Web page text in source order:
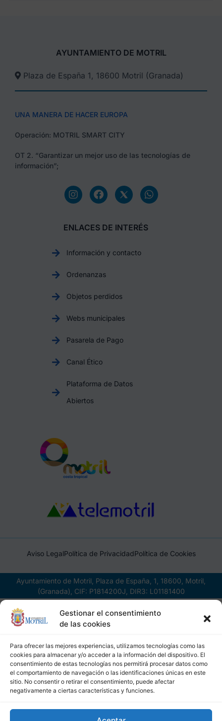
Gestionar el consentimiento
de las cookies
Para ofrecer las mejores experiencias, utilizamos tecnologías como las
cookies para almacenar y/o acceder a la información del dispositivo. El
consentimiento de estas tecnologías nos permitirá procesar datos como
el comportamiento de navegación o las identificaciones únicas en este
sitio. No consentir o retirar el consentimiento, puede afectar
negativamente a ciertas características y funciones.
AYUNTAMIENTO DE MOTRIL
Plaza de España 1, 18600 Motril (Granada)​
UNA MANERA DE HACER EUROPA
Operación: MOTRIL SMART CITY
OT 2. “Garantizar un mejor uso de las tecnologías de
información”;
ENLACES DE INTERÉS
Información y contacto
Ordenanzas
Objetos perdidos
Webs municipales
Pasarela de Pago
Canal Ético
Plataforma de Datos
Abiertos
Aviso LegalPolítica de PrivacidadPolítica de Cookies
Ayuntamiento de Motril, Plaza de España, 1, 18600, Motril,
(Granada), CIF: P1814200J, DIR3: L01181400